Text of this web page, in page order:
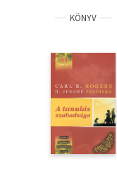
Tankönyv, segédkönyv
Társadalomtudomány
Természettudomány
Történelem
KÖNYV